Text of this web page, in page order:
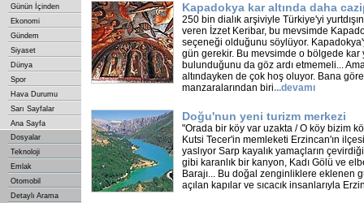
Günün İçinden
Ekonomi
Gündem
Siyaset
Dünya
Spor
Hava Durumu
Sarı Sayfalar
Ana Sayfa
Dosyalar
Teknoloji
Emlak
Otomobil
Detaylı Arama
Kapadokya kar altında daha
250 bin dialık arşiviyle Türkiye'yi
veren İzzet Keribar, bu mevsimde
seçeneği olduğunu söylüyor.
gün gerekir. Bu mevsimde o bölgede kar
bulunduğunu da göz ardı etmemeli...
altındayken de çok hoş oluyor. Bana
manzaralarından biri...devamı
Doğu'nun yeni turizm merkezi
"Orada bir köy var uzakta / O köy bizim
Kutsi Tecer'in memleketi Erzincan'ın ilçesi
yaslıyor Sarp kayalık yamaçların
gibi karanlık bir kanyon, Kadı Gölü ve
Barajı... Bu doğal zenginliklere eklenen
açılan kapılar ve sıcacık insanlarıyla